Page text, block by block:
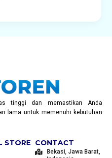
tinggi dan memastikan Anda
lama untuk memenuhi kebutuhan
STORE CONTACT
Bekasi, Jawa Barat,